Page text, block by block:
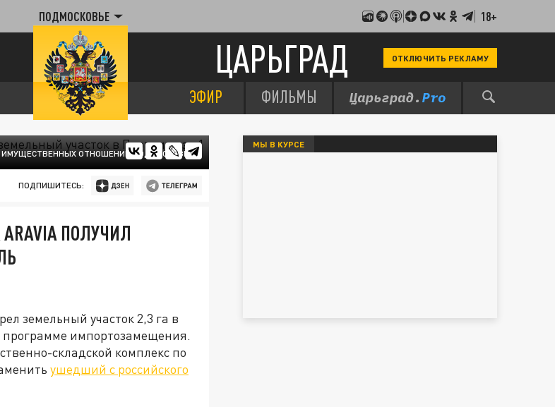
ПОДМОСКОВЬЕ 18+
ЦАРЬГРАД ОТКЛЮЧИТЬ РЕКЛАМУ
ЭФИР ФИЛЬМЫ
ИМУЩЕСТВЕННЫХ ОТНОШЕНИЙ ПОДМОСКОВЬЯ
ПОДПИШИТЕСЬ:
ПОЛУЧИЛ
земельный участок 2,3 га в
импортозамещения.
складской комплекс по
ушедший с российского
МЫ В КУРСЕ